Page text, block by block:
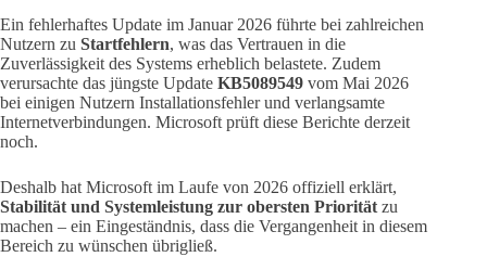
Ein fehlerhaftes Update im Januar 2026 führte bei zahlreichen
Nutzern zu Startfehlern, was das Vertrauen in die
Zuverlässigkeit des Systems erheblich belastete. Zudem
verursachte das jüngste Update KB5089549 vom Mai 2026
bei einigen Nutzern Installationsfehler und verlangsamte
Internetverbindungen. Microsoft prüft diese Berichte derzeit
noch.
Deshalb hat Microsoft im Laufe von 2026 offiziell erklärt,
Stabilität und Systemleistung zur obersten Priorität zu
machen – ein Eingeständnis, dass die Vergangenheit in diesem
Bereich zu wünschen übrigließ.